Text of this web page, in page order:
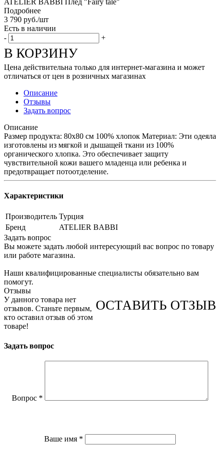
Подробнее
3 790 руб./шт
Есть в наличии
-
+
В КОРЗИНУ
Цена действительна только для интернет-магазина и может
отличаться от цен в розничных магазинах
Описание
Отзывы
Задать вопрос
Описание
Размер продукта: 80x80 см 100% хлопок Материал: Эти одеяла
изготовлены из мягкой и дышащей ткани из 100%
органического хлопка. Это обеспечивает защиту
чувствительной кожи вашего младенца или ребенка и
предотвращает потоотделение.
Характеристики
Производитель Турция
Бренд
ATELIER BABBI
Задать вопрос
Вы можете задать любой интересующий вас вопрос по товару
или работе магазина.
Наши квалифицированные специалисты обязательно вам
помогут.
Отзывы
ОСТАВИТЬ ОТЗЫВ
У данного товара нет
отзывов. Станьте первым,
кто оставил отзыв об этом
товаре!
Задать вопрос
Вопрос *
Ваше имя *